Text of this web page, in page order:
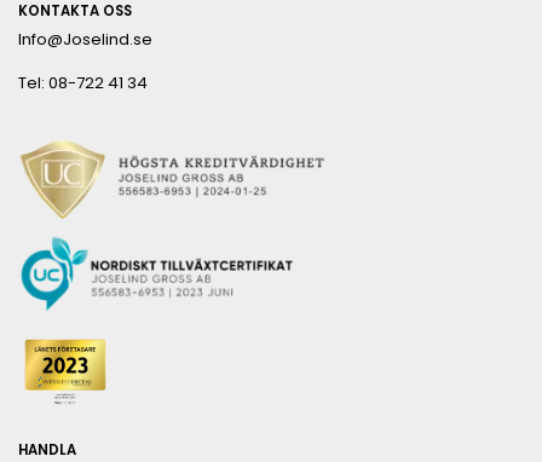
KONTAKTA OSS
Info@Joselind.se
Tel: 08-722 41 34
HANDLA